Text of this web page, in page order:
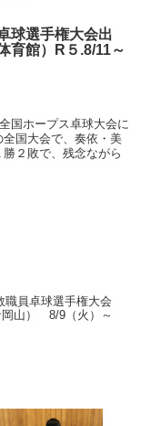
球選手権大会出
育館）R５.8/11～
国ホープス卓球大会に
国大会で、奏依・美
２敗で、残念ながら
職員卓球選手権大会
岡山） 8/9（火）～